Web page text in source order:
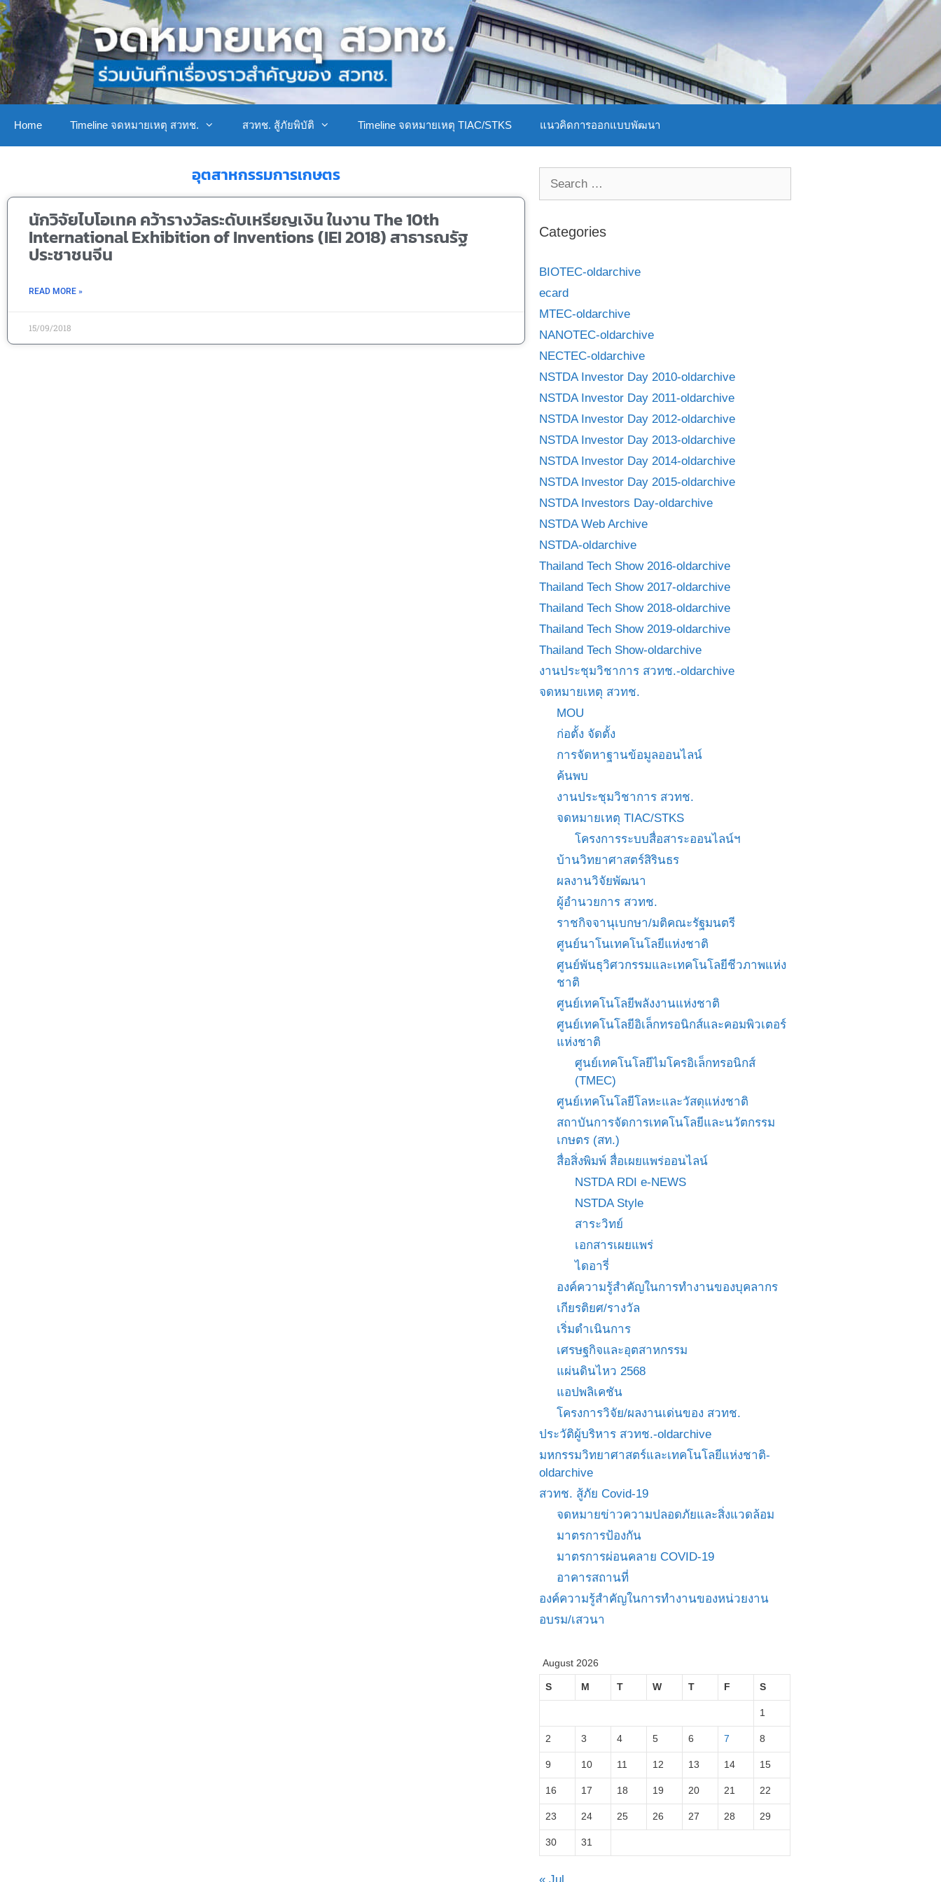
Home Timeline จดหมายเหตุ สวทช. สวทช. สู้ภัยพิบัติ Timeline จดหมายเหตุ TIAC/STKS แนวคิดการออกแบบพัฒนา
อุตสาหกรรมการเกษตร
นักวิจัยไบโอเทค คว้ารางวัลระดับเหรียญเงิน ในงาน The 10th
International Exhibition of Inventions (IEI 2018) สาธารณรัฐ
ประชาชนจีน
READ MORE »
15/09/2018
Categories
BIOTEC-oldarchive
ecard
MTEC-oldarchive
NANOTEC-oldarchive
NECTEC-oldarchive
NSTDA Investor Day 2010-oldarchive
NSTDA Investor Day 2011-oldarchive
NSTDA Investor Day 2012-oldarchive
NSTDA Investor Day 2013-oldarchive
NSTDA Investor Day 2014-oldarchive
NSTDA Investor Day 2015-oldarchive
NSTDA Investors Day-oldarchive
NSTDA Web Archive
NSTDA-oldarchive
Thailand Tech Show 2016-oldarchive
Thailand Tech Show 2017-oldarchive
Thailand Tech Show 2018-oldarchive
Thailand Tech Show 2019-oldarchive
Thailand Tech Show-oldarchive
งานประชุมวิชาการ สวทช.-oldarchive
จดหมายเหตุ สวทช.
MOU
ก่อตั้ง จัดตั้ง
การจัดหาฐานข้อมูลออนไลน์
ค้นพบ
งานประชุมวิชาการ สวทช.
จดหมายเหตุ TIAC/STKS
โครงการระบบสื่อสาระออนไลน์ฯ
บ้านวิทยาศาสตร์สิรินธร
ผลงานวิจัยพัฒนา
ผู้อำนวยการ สวทช.
ราชกิจจานุเบกษา/มติคณะรัฐมนตรี
ศูนย์นาโนเทคโนโลยีแห่งชาติ
ศูนย์พันธุวิศวกรรมและเทคโนโลยีชีวภาพแห่ง
ชาติ
ศูนย์เทคโนโลยีพลังงานแห่งชาติ
ศูนย์เทคโนโลยีอิเล็กทรอนิกส์และคอมพิวเตอร์
แห่งชาติ
ศูนย์เทคโนโลยีไมโครอิเล็กทรอนิกส์
(TMEC)
ศูนย์เทคโนโลยีโลหะและวัสดุแห่งชาติ
สถาบันการจัดการเทคโนโลยีและนวัตกรรม
เกษตร (สท.)
สื่อสิ่งพิมพ์ สื่อเผยแพร่ออนไลน์
NSTDA RDI e-NEWS
NSTDA Style
สาระวิทย์
เอกสารเผยแพร่
ไดอารี่
องค์ความรู้สำคัญในการทำงานของบุคลากร
เกียรติยศ/รางวัล
เริ่มดำเนินการ
เศรษฐกิจและอุตสาหกรรม
แผ่นดินไหว 2568
แอปพลิเคชัน
โครงการวิจัย/ผลงานเด่นของ สวทช.
ประวัติผู้บริหาร สวทช.-oldarchive
มหกรรมวิทยาศาสตร์และเทคโนโลยีแห่งชาติ-
oldarchive
สวทช. สู้ภัย Covid-19
จดหมายข่าวความปลอดภัยและสิ่งแวดล้อม
มาตรการป้องกัน
มาตรการผ่อนคลาย COVID-19
อาคารสถานที่
องค์ความรู้สำคัญในการทำงานของหน่วยงาน
อบรม/เสวนา
August 2026
S M T W T F S
1
2 3 4 5 6 7 8
9 10 11 12 13 14 15
16 17 18 19 20 21 22
23 24 25 26 27 28 29
30 31